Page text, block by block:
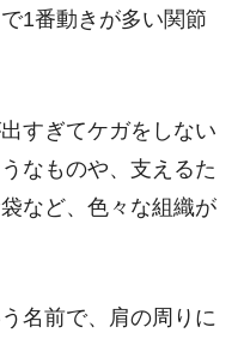
1番動きが多い関節
すぎてケガをしない
なものや、支えるた
など、色々な組織が
名前で、肩の周りに